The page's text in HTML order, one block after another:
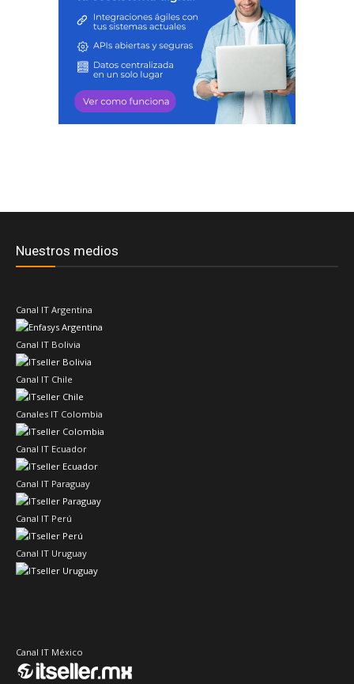
Nuestros medios
Canal IT Argentina
Canal IT Bolivia
Canal IT Chile
Canales IT Colombia
Canal IT Ecuador
Canal IT Paraguay
Canal IT Perú
Canal IT Uruguay
Canal IT México